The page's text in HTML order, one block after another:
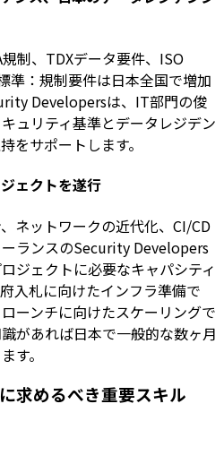
制、TDXデータ要件、ISO
準：規制要件は日本全国で増加
Developersは、IT部門の俊
ュリティ基準とデータレジデン
をサポートします。
ェクトを遂行
ネットワークの近代化、CI/CD
ランスのSecurity Developers
ジェクトに必要なキャパシティ
入札に向けたインフラ準備で
ーンチに向けたスケーリングで
があれば日本で一般的な数ヶ月
す。
めるべき重要スキル